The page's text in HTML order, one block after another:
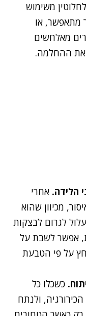
משימוש
מתאפשר, או
מאלחשים
את ההחלמה.
. אחרי
מכיוון שהוא
לגרום לבצקות
אפשר לשבת על
על פי הטבעת
. כשכלו כל
ולנתח